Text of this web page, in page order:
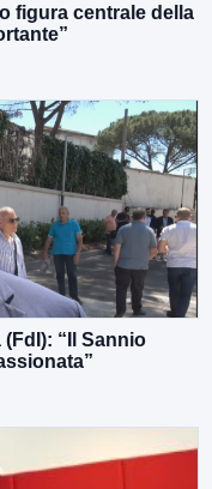
figura centrale della
“Il Sannio